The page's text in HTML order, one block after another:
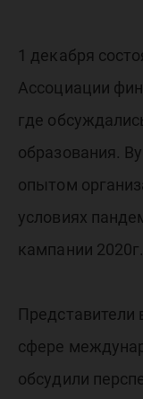
1 декабря
Ассоциации
где
образования.
опытом
условиях
кампании 2020г.
Представители
сфере
обсудили